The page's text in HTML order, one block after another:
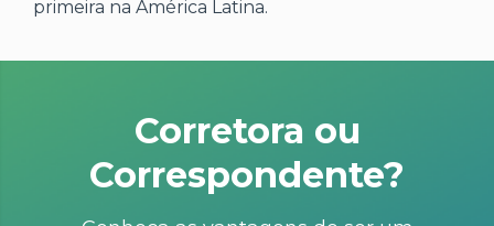
primeira na América Latina.
Corretora ou
Correspondente?